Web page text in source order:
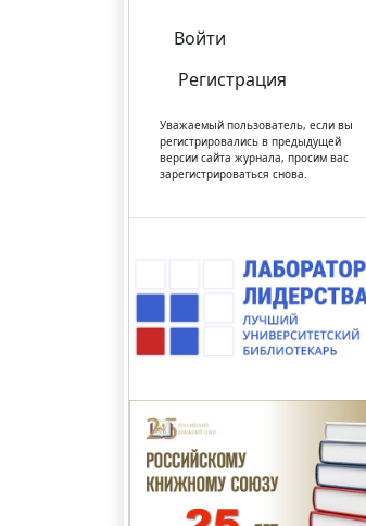
Войти
Регистрация
Уважаемый пользователь, если вы
регистрировались в предыдущей
версии сайта журнала, просим вас
зарегистрироваться снова.